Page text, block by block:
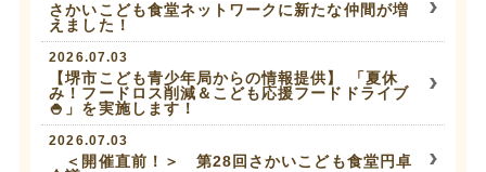
さかいこども食堂ネットワークに新たな仲間が増
えました！
2026.07.03
【堺市こども青少年局からの情報提供】 「夏休
み！フードロス削減＆こども応援フードドライブ
🍚」を実施します！
2026.07.03
＜開催直前！＞ 第28回さかいこども食堂円卓